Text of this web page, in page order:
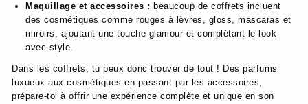
Maquillage et accessoires : beaucoup de coffrets incluent
des cosmétiques comme rouges à lèvres, gloss, mascaras et
miroirs, ajoutant une touche glamour et complétant le look
avec style.
Dans les coffrets, tu peux donc trouver de tout ! Des parfums
luxueux aux cosmétiques en passant par les accessoires,
prépare-toi à offrir une expérience complète et unique en son